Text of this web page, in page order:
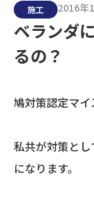
施工 2016年
ベランダ
るの？
鳩対策認定マ
私共が対策とし
になります。